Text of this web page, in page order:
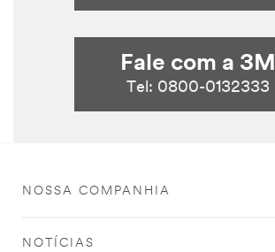
Fale com a 3M
Tel: 0800-0132333
NOSSA COMPANHIA
NOTÍCIAS